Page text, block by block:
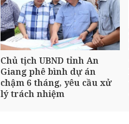
Chủ tịch UBND tỉnh An
Giang phê bình dự án
chậm 6 tháng, yêu cầu xử
lý trách nhiệm